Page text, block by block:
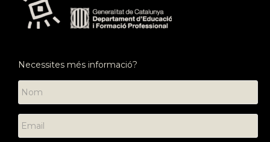
Necessites més informació?